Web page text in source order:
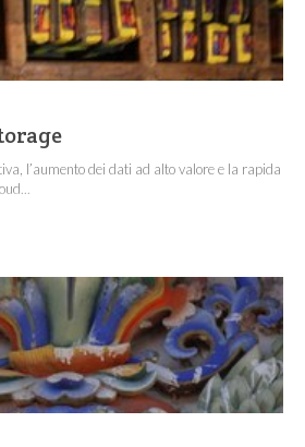
l’aumento dei dati ad alto valore e la rapida